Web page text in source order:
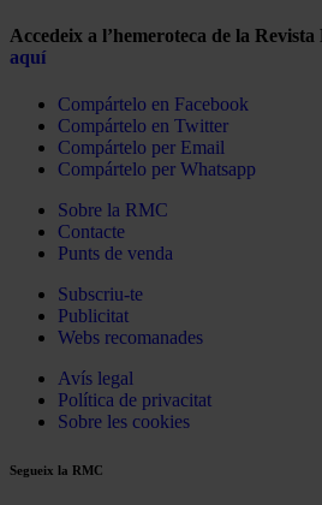
Accedeix a l’hemeroteca de la
aquí
Compártelo en Facebook
Compártelo en Twitter
Compártelo per Email
Compártelo per Whatsapp
Sobre la RMC
Contacte
Punts de venda
Subscriu-te
Publicitat
Webs recomanades
Avís legal
Política de privacitat
Sobre les cookies
Segueix la RMC